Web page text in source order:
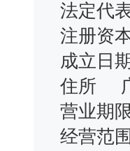
法定代
注册资
成立日
住所 广
营业期
经营范